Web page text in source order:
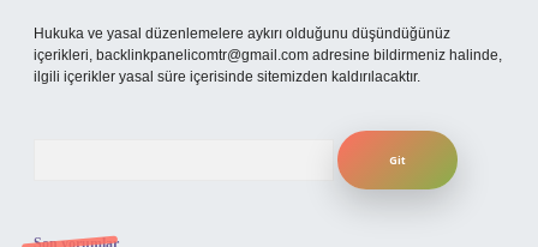
Hukuka ve yasal düzenlemelere aykırı olduğunu düşündüğünüz
içerikleri, backlinkpanelicomtr@gmail.com adresine bildirmeniz halinde,
ilgili içerikler yasal süre içerisinde sitemizden kaldırılacaktır.
Son yorumlar